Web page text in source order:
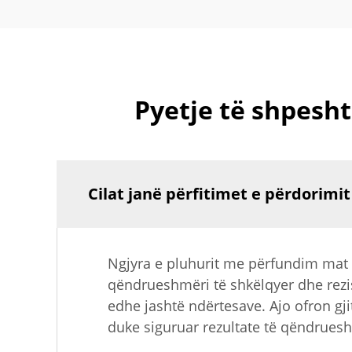
Pyetje të
Cilat janë përfitimet e
Ngjyra e pluhurit me përfundim
qëndrueshmëri të shkëlqyer dhe
edhe jashtë ndërtesave. Ajo ofron
duke siguruar rezultate të